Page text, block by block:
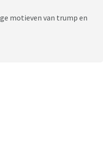
motieven van trump en